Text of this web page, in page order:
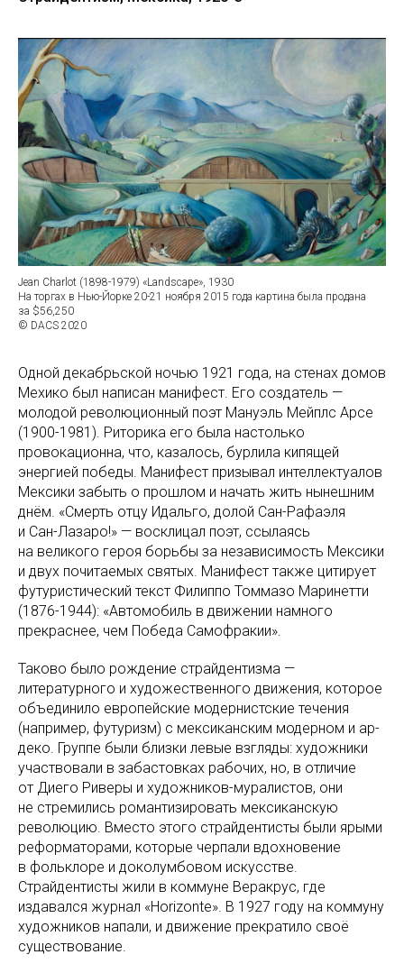
Jean Charlot (1898-1979) «Landscape», 1930
На торгах в Нью-Йорке 20-21 ноября 2015 года картина была продана
за $56,250
© DACS 2020
Одной декабрьской ночью 1921 года, на стенах домов
Мехико был написан манифест. Его создатель —
молодой революционный поэт Мануэль Мейплс Арсе
(1900-1981). Риторика его была настолько
провокационна, что, казалось, бурлила кипящей
энергией победы. Манифест призывал интеллектуалов
Мексики забыть о прошлом и начать жить нынешним
днём. «Смерть отцу Идальго, долой Сан-Рафаэля
и Сан-Лазаро!» — восклицал поэт, ссылаясь
на великого героя борьбы за независимость Мексики
и двух почитаемых святых. Манифест также цитирует
футуристический текст Филиппо Томмазо Маринетти
(1876-1944): «Автомобиль в движении намного
прекраснее, чем Победа Самофракии».
Таково было рождение страйдентизма —
литературного и художественного движения, которое
объединило европейские модернистские течения
(например, футуризм) с мексиканским модерном и ар-
деко. Группе были близки левые взгляды: художники
участвовали в забастовках рабочих, но, в отличие
от Диего Риверы и художников-муралистов, они
не стремились романтизировать мексиканскую
революцию. Вместо этого страйдентисты были ярыми
реформаторами, которые черпали вдохновение
в фольклоре и доколумбовом искусстве.
Страйдентисты жили в коммуне Веракрус, где
издавался журнал «Horizonte». В 1927 году на коммуну
художников напали, и движение прекратило своё
существование.